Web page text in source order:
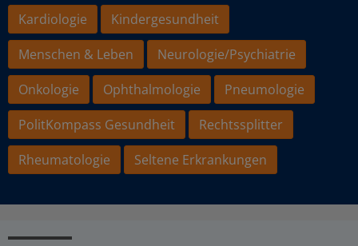
Kardiologie
Kindergesundheit
Menschen & Leben
Neurologie/Psychiatrie
Onkologie
Ophthalmologie
Pneumologie
PolitKompass Gesundheit
Rechtssplitter
Rheumatologie
Seltene Erkrankungen